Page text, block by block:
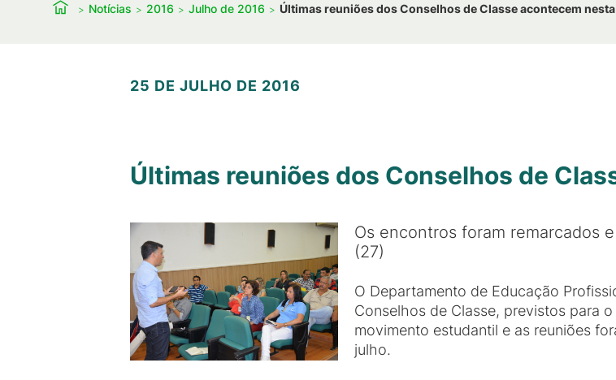
Notícias 2016 Julho de 2016 Últimas reuniões dos Conselhos de Classe acontecem
25 DE JULHO DE 2016
Últimas reuniões dos Conselhos de
Os encontros foram remarcados
(27)
O Departamento de Educação
Conselhos de Classe, previstos para
movimento estudantil e as reuniões
julho.